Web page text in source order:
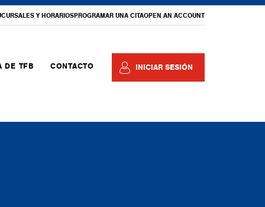
Y HORARIOSPROGRAMAR UNA CITAOPEN AN ACCOUNT
DE TFB CONTACTO INICIAR SESIÓN